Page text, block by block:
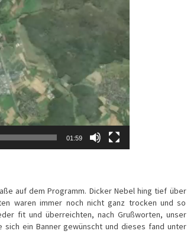
01:59
auf dem Programm. Dicker Nebel hing tief über
waren immer noch nicht ganz trocken und so
fit und überreichten, nach Grußworten, unser
sich ein Banner gewünscht und dieses fand unter